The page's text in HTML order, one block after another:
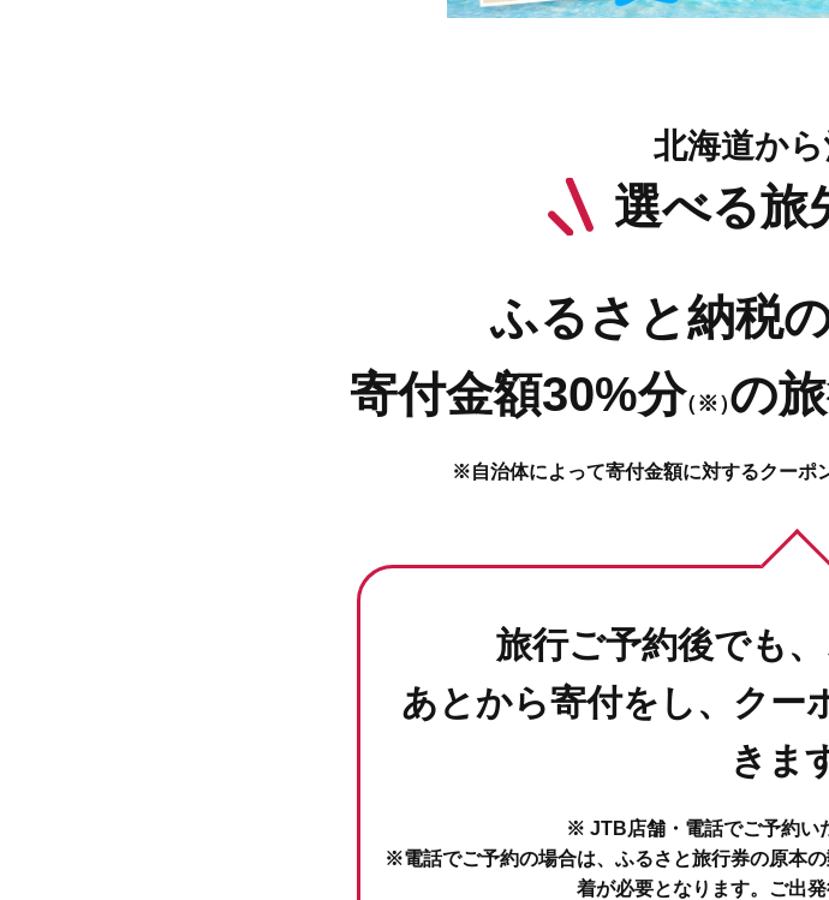
北海道か
選べる旅
ふるさと納税
寄付金額30%分（※）の
※自治体によって寄付金額に対するクーポ
旅行ご予約後でも
あとから寄付をし、クー
きま
※ JTB店舗・電話でご予約い
※電話でご予約の場合は、ふるさと旅行券の原本
着が必要となります。ご出